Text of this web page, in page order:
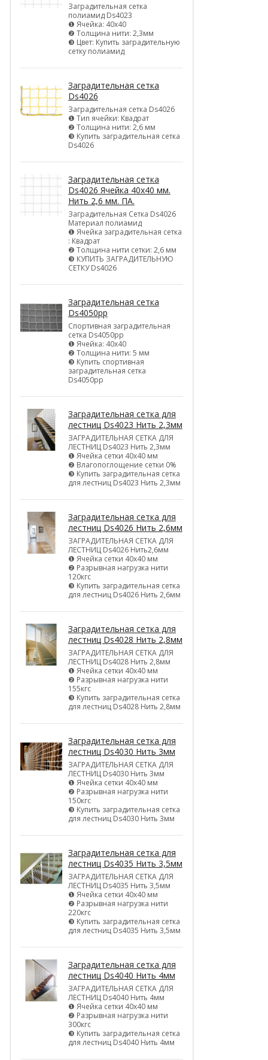
Заградительная сетка
полиамид Ds4023
❶ Ячейка: 40х40
❷ Толщина нити: 2,3мм
❸ Цвет: Купить заградительную
сетку полиамид
Заградительная сетка
Ds4026
Заградительная сетка Ds4026
❶ Тип ячейки: Квадрат
❷ Толщина нити: 2,6 мм
❸ Купить заградительная сетка
Ds4026
Заградительная сетка
Ds4026 Ячейка 40х40 мм.
Нить 2,6 мм. ПА.
Заградительная Сетка Ds4026
Материал полиамид
❶ Ячейка заградительная сетка
: Квадрат
❷ Толщина нити сетки: 2,6 мм
❸ КУПИТЬ ЗАГРАДИТЕЛЬНУЮ
СЕТКУ Ds4026
Заградительная сетка
Ds4050pp
Спортивная заградительная
сетка Ds4050pp
❶ Ячейка: 40х40
❷ Толщина нити: 5 мм
❸ Купить спортивная
заградительная сетка
Ds4050pp
Заградительная сетка для
лестниц Ds4023 Нить 2,3мм
ЗАГРАДИТЕЛЬНАЯ СЕТКА ДЛЯ
ЛЕСТНИЦ Ds4023 Нить 2,3мм
❶ Ячейка сетки 40х40 мм
❷ Влагопоглощение сетки 0%
❸ Купить заградительная сетка
для лестниц Ds4023 Нить 2,3мм
Заградительная сетка для
лестниц Ds4026 Нить 2,6мм
ЗАГРАДИТЕЛЬНАЯ СЕТКА ДЛЯ
ЛЕСТНИЦ Ds4026 Нить2,6мм
❶ Ячейка сетки 40х40 мм
❷ Разрывная нагрузка нити
120кгс
❸ Купить заградительная сетка
для лестниц Ds4026 Нить 2,6мм
Заградительная сетка для
лестниц Ds4028 Нить 2,8мм
ЗАГРАДИТЕЛЬНАЯ СЕТКА ДЛЯ
ЛЕСТНИЦ Ds4028 Нить 2,8мм
❶ Ячейка сетки 40х40 мм
❷ Разрывная нагрузка нити
155кгс
❸ Купить заградительная сетка
для лестниц Ds4028 Нить 2,8мм
Заградительная сетка для
лестниц Ds4030 Нить 3мм
ЗАГРАДИТЕЛЬНАЯ СЕТКА ДЛЯ
ЛЕСТНИЦ Ds4030 Нить 3мм
❶ Ячейка сетки 40х40 мм
❷ Разрывная нагрузка нити
150кгс
❸ Купить заградительная сетка
для лестниц Ds4030 Нить 3мм
Заградительная сетка для
лестниц Ds4035 Нить 3,5мм
ЗАГРАДИТЕЛЬНАЯ СЕТКА ДЛЯ
ЛЕСТНИЦ Ds4035 Нить 3,5мм
❶ Ячейка сетки 40х40 мм
❷ Разрывная нагрузка нити
220кгс
❸ Купить заградительная сетка
для лестниц Ds4035 Нить 3,5мм
Заградительная сетка для
лестниц Ds4040 Нить 4мм
ЗАГРАДИТЕЛЬНАЯ СЕТКА ДЛЯ
ЛЕСТНИЦ Ds4040 Нить 4мм
❶ Ячейка сетки 40х40 мм
❷ Разрывная нагрузка нити
300кгс
❸ Купить заградительная сетка
для лестниц Ds4040 Нить 4мм